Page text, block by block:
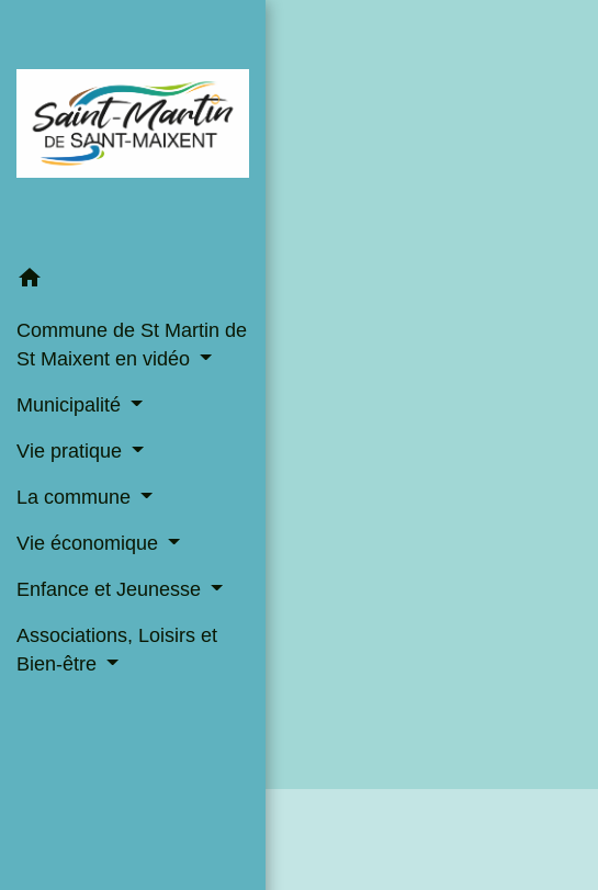
home
Commune de St Martin de
St Maixent en vidéo
Municipalité
Vie pratique
La commune
Vie économique
Enfance et Jeunesse
Associations, Loisirs et
Bien-être